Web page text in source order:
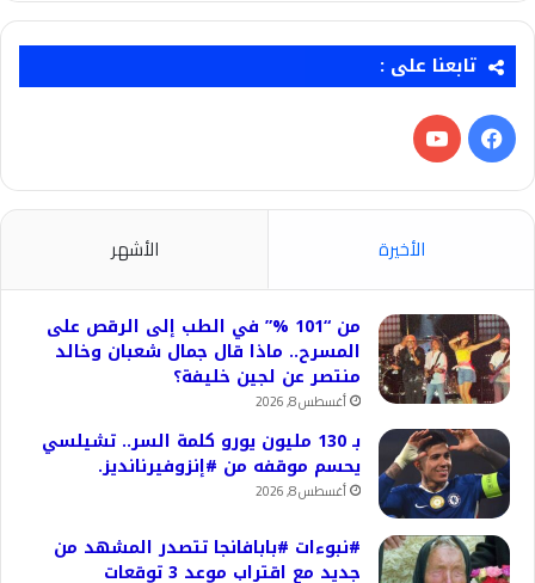
تابعنا على :
فيسبوك‫YouTube
الأخيرة الأشهر
من “101 %” في الطب إلى الرقص على
المسرح.. ماذا قال جمال شعبان وخالد
منتصر عن لجين خليفة؟
أغسطس 8, 2026
بـ 130 مليون يورو كلمة السر.. تشيلسي
يحسم موقفه من #إنزوفيرنانديز.
أغسطس 8, 2026
#نبوءات #بابافانجا تتصدر المشهد من
جديد مع اقتراب موعد 3 توقعات